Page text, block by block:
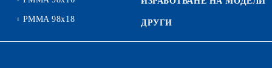
PMMA 98x18 ДРУГИ